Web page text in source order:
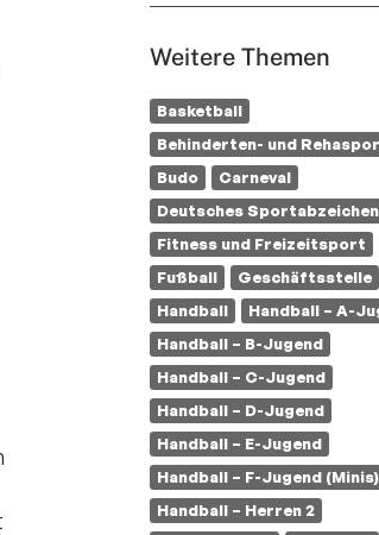
Weitere Themen
Basketball
Behinderten- und
Budo
Carneval
Deutsches Sportabzeichen
Fitness und Freizeitsport
Fußball
Geschäftsstelle
Handball
Handball – A-
Handball – B-Jugend
Handball – C-Jugend
Handball – D-Jugend
Handball – E-Jugend
Handball – F-Jugend (Minis)
Handball – Herren 2